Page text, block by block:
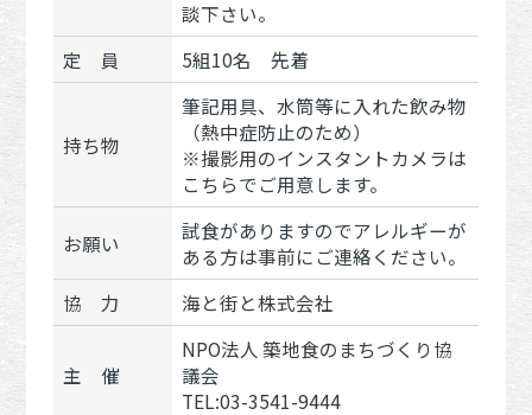
談下さい。
定 員
5組10名 先着
持ち物
筆記用具、水筒等に入れた飲み物
（熱中症防止のため）
※撮影用のインスタントカメラは
こちらでご用意します。
お願い
試食がありますのでアレルギーが
ある方は事前にご連絡ください。
協 力
海と街と株式会社
主 催
NPO法人 築地食のまちづくり協
議会
TEL:03-3541-9444